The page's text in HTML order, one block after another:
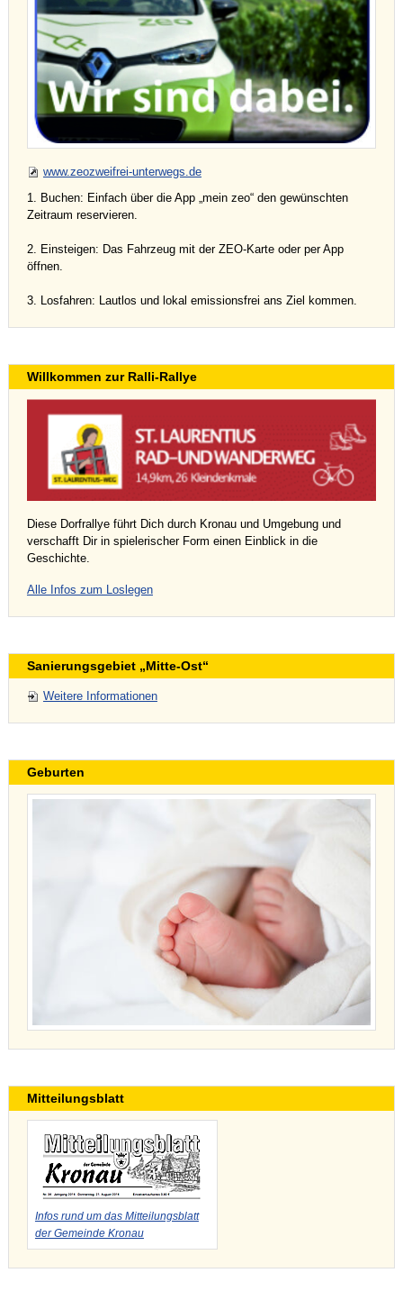
www.zeozweifrei-unterwegs.de
1. Buchen: Einfach über die App „mein zeo“ den gewünschten
Zeitraum reservieren.
2. Einsteigen: Das Fahrzeug mit der ZEO-Karte oder per App
öffnen.
3. Losfahren: Lautlos und lokal emissionsfrei ans Ziel kommen.
Willkommen zur Ralli-Rallye
Diese Dorfrallye führt Dich durch Kronau und Umgebung und
verschafft Dir in spielerischer Form einen Einblick in die
Geschichte.
Alle Infos zum Loslegen
Sanierungsgebiet „Mitte-Ost“
Weitere Informationen
Geburten
Mitteilungsblatt
Infos rund um das Mitteilungsblatt
der Gemeinde Kronau